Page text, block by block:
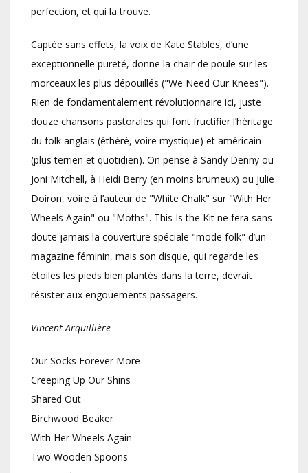
perfection, et qui la trouve.
Captée sans effets, la voix de Kate Stables, d’une
exceptionnelle pureté, donne la chair de poule sur les
morceaux les plus dépouillés ("We Need Our Knees").
Rien de fondamentalement révolutionnaire ici, juste
douze chansons pastorales qui font fructifier l’héritage
du folk anglais (éthéré, voire mystique) et américain
(plus terrien et quotidien). On pense à Sandy Denny ou
Joni Mitchell, à Heidi Berry (en moins brumeux) ou Julie
Doiron, voire à l’auteur de "White Chalk" sur "With Her
Wheels Again" ou "Moths". This Is the Kit ne fera sans
doute jamais la couverture spéciale "mode folk" d’un
magazine féminin, mais son disque, qui regarde les
étoiles les pieds bien plantés dans la terre, devrait
résister aux engouements passagers.
Vincent Arquillière
Our Socks Forever More
Creeping Up Our Shins
Shared Out
Birchwood Beaker
With Her Wheels Again
Two Wooden Spoons